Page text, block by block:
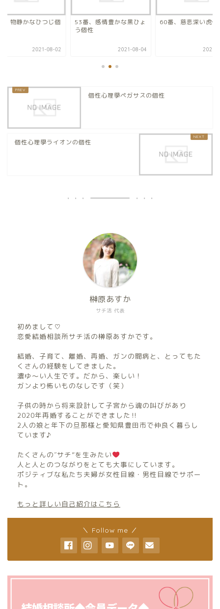
、物静かなひつじ個
2021-08-02
53番、感情豊かな黒ひょ
う個性
2021-08-04
60番、慈悲深い虎個
2021-
個性心理學ペガサスの個性
個性心理學ライオンの個性
サチ活 代表
榊原あすか
初めまして♡
恋愛結婚相談所サチ活の榊原あすかです。
結婚、子育て、離婚、再婚、ガンの闘病と、とってもた
くさんの経験をしてきました。
濃ゆ〜い人生です。だから、楽しい！
ガンより怖いものなしです（笑）
子供の時から将来設計して子宮から魂の叫びがあり
2020年再婚することができました‼︎
2人の娘と年下の旦那様と愛知県豊田市で仲良く暮らし
ています♪
たくさんの″サチ”を生みたい
人と人とのつながりをとても大事にしています。
ポジティブな私たち夫婦が女性目線・男性目線でサポー
ト。
もっと詳しい自己紹介はこちら
＼ Follow me ／